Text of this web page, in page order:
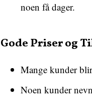
noen få dager.
Gode Priser og
Mange kunder
Noen kunder